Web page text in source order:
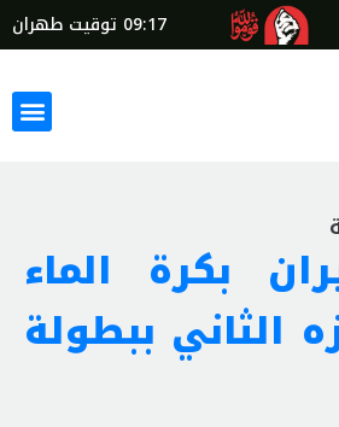
09:17 توقيت طهران
بكرة الماء
الثاني ببطولة